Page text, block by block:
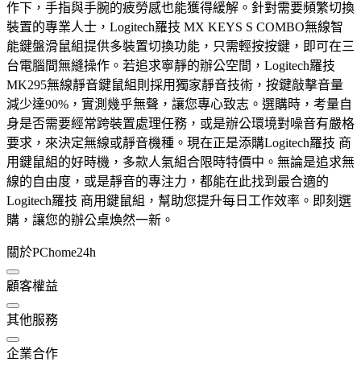
作下，手指與手腕的疲勞感也能獲得緩解。針對需要頻繁切換
裝置的專業人士，Logitech羅技 MX KEYS S COMBO無線智
能鍵盤滑鼠組提供多裝置切換功能，只需輕按按鍵，即可在三
台電腦間無縫操作。若追求寧靜的辦公空間，Logitech羅技
MK295無線靜音鍵鼠組則採用獨家靜音技術，按鍵敲擊音量
減少達90%，實測幾乎無聲，讓您專心致志。選購時，考量自
身是否需要經常跨裝置處理任務，或是辦公環境對噪音有嚴格
要求，來決定無線或靜音機種。現在正是添購Logitech羅技 商
用鍵鼠組的好時機，多款人氣組合限時特價中。無論是追求無
線的自由度，或是靜音的專注力，都能在此找到最合適的
Logitech羅技 商用鍵鼠組，幫助您提升每日工作效率。即刻選
購，讓您的辦公桌煥然一新。
關於PChome24h
顧客權益
其他服務
企業合作